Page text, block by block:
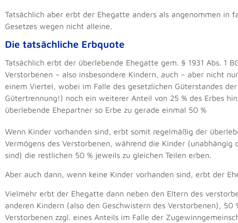
Tatsächlich aber erbt der Ehegatte anders als angenommen in
Gesetzes wegen nicht alleine.
Die tatsächliche Erbquote
Tatsächlich erbt der überlebende Ehegatte gem. § 1931 Abs. 1
Verstorbenen – also insbesondere Kindern, auch – aber nicht
einem Viertel, wobei im Falle des gesetzlichen Güterstandes
Gütertrennung!) noch ein weiterer Anteil von 25 % des Erbes
überlebende Ehepartner so Erbe zu gerade einmal 50 %
Wenn Kinder vorhanden sind, erbt somit regelmäßig der
Vermögens des Verstorbenen, während die Kinder (unabhängig
sind) die restlichen 50 % jeweils zu gleichen Teilen erben.
Aber auch dann, wenn keine Kinder vorhanden sind, erbt der
Vielmehr erbt der Ehegatte dann neben den Eltern des
anderen Kindern (also den Geschwistern des Verstorbenen), 50
Verstorbenen zzgl. eines Anteils im Falle der